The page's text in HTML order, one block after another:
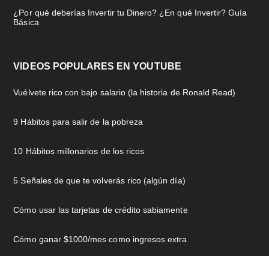
¿Por qué deberías Invertir tu Dinero? ¿En qué Invertir? Guía
Básica
VIDEOS POPULARES EN YOUTUBE
Vuélvete rico con bajo salario (la historia de Ronald Read)
9 Hábitos para salir de la pobreza
10 Hábitos millonarios de los ricos
5 Señales de que te volverás rico (algún día)
Cómo usar las tarjetas de crédito sabiamente
Cómo ganar $1000/mes como ingresos extra